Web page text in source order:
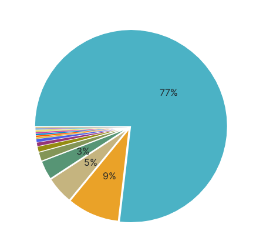
77%
9%
5%
3%